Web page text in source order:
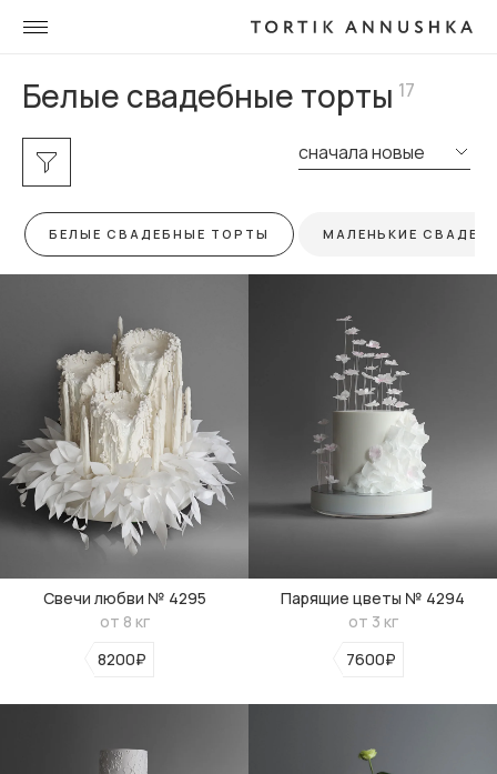
Белые свадебные торты 17
сначала новые
БЕЛЫЕ СВАДЕБНЫЕ ТОРТЫ МАЛЕНЬКИЕ
Свечи любви № 4295
от 8 кг
8200₽
Парящие цветы № 4294
от 3 кг
7600₽